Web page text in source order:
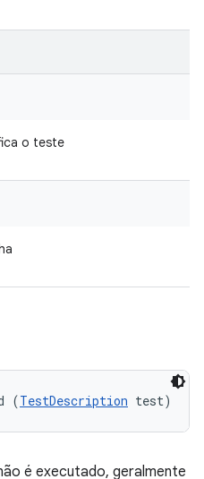
o teste
(TestDescription test)
é executado, geralmente